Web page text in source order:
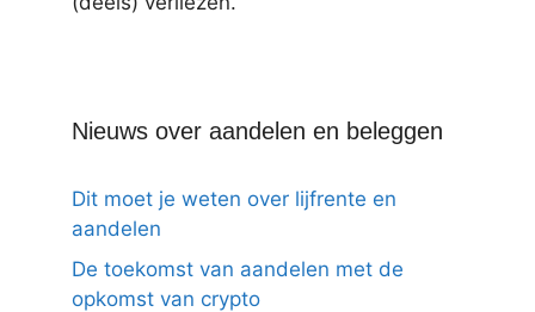
Nieuws over aandelen en beleggen
Dit moet je weten over lijfrente en
aandelen
De toekomst van aandelen met de
opkomst van crypto